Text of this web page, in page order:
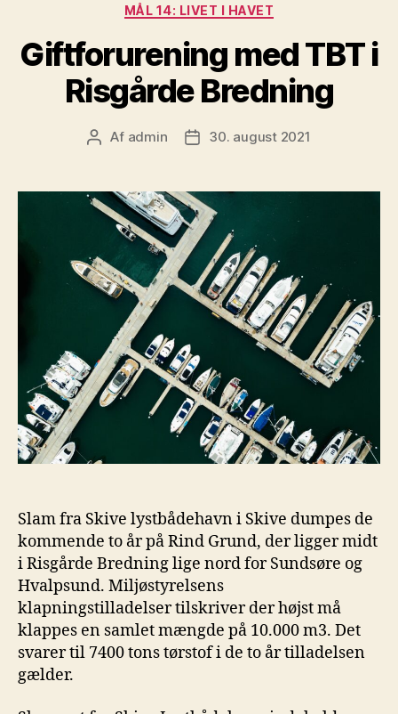
Kategorier
MÅL 14: LIVET I HAVET
Giftforurening med TBT i
Risgårde Bredning
Indlægsforfatter
Af admin Indlægsdato
30. august 2021
Slam fra Skive lystbådehavn i Skive dumpes de
kommende to år på Rind Grund, der ligger midt
i Risgårde Bredning lige nord for Sundsøre og
Hvalpsund. Miljøstyrelsens
klapningstilladelser tilskriver der højst må
klappes en samlet mængde på 10.000 m3. Det
svarer til 7400 tons tørstof i de to år tilladelsen
gælder.